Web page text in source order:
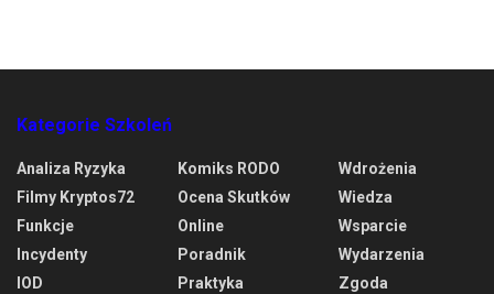
Kategorie Szkoleń
Analiza Ryzyka
Filmy Kryptos72
Funkcje
Incydenty
IOD
Komiks RODO
Ocena Skutków
Online
Poradnik
Praktyka
Wdrożenia
Wiedza
Wsparcie
Wydarzenia
Zgoda